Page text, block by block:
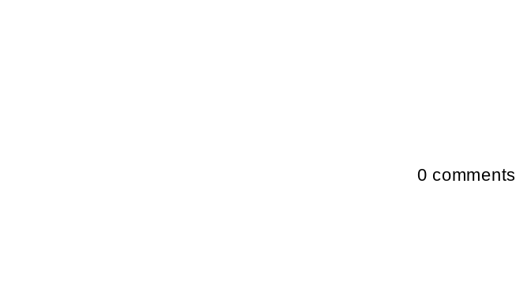
0 comments